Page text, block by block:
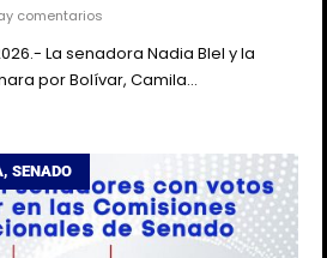
comentarios
La senadora Nadia Blel y la
por Bolívar, Camila…
,SENADO